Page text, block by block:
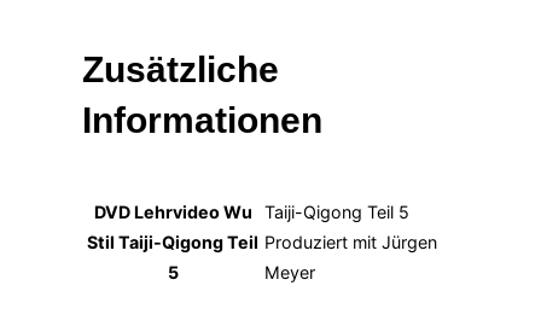
Zusätzliche
Informationen
DVD Lehrvideo Wu
Stil Taiji-Qigong Teil
5
Taiji-Qigong Teil 5
Produziert mit Jürgen
Meyer